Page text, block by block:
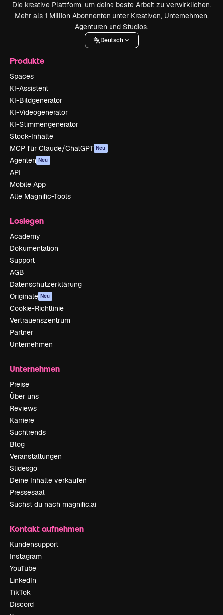
Die kreative Plattform, um deine beste Arbeit zu verwirklichen.
Mehr als 1 Million Abonnenten unter Kreativen, Unternehmen,
Agenturen und Studios.
Deutsch
Produkte
Spaces
KI-Assistent
KI-Bildgenerator
KI-Videogenerator
KI-Stimmengenerator
Stock-Inhalte
MCP für Claude/ChatGPT Neu
Agenten Neu
API
Mobile App
Alle Magnific-Tools
Loslegen
Academy
Dokumentation
Support
AGB
Datenschutzerklärung
Originale Neu
Cookie-Richtlinie
Vertrauenszentrum
Partner
Unternehmen
Unternehmen
Preise
Über uns
Reviews
Karriere
Suchtrends
Blog
Veranstaltungen
Slidesgo
Deine Inhalte verkaufen
Pressesaal
Suchst du nach magnific.ai
Kontakt aufnehmen
Kundensupport
Instagram
YouTube
LinkedIn
TikTok
Discord